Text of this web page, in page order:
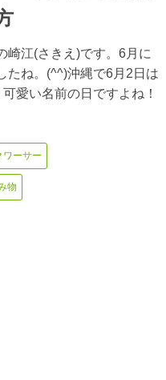
崎江(さきえ)です。6月に
たね。(^^)沖縄で6月2日は
愛い名前の日ですよね！
ワーサー
物